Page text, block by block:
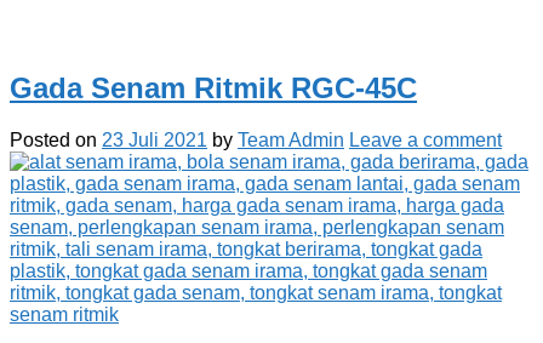
Gada Senam Ritmik RGC-45C
Posted on 23 Juli 2021 by Team Admin Leave a comment